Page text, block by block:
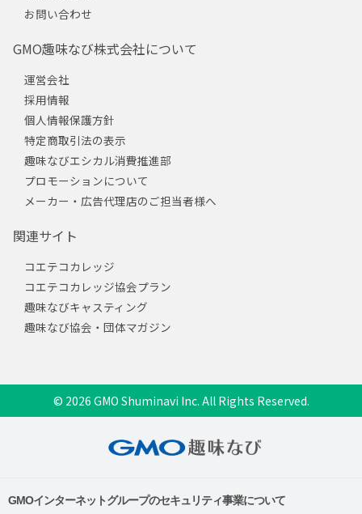
お問い合わせ
GMO趣味なび株式会社について
運営会社
採用情報
個人情報保護方針
特定商取引法の表示
趣味なびエシカル消費推進部
プロモーションについて
メーカー・広告代理店のご担当者様へ
関連サイト
コエテコカレッジ
コエテコカレッジ協会プラン
趣味なびキャスティング
趣味なび協会・団体マガジン
© 2026 GMO Shuminavi Inc. All Rights Reserved.